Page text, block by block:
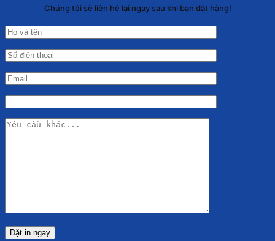
Chúng tôi sẽ liên hệ lại ngay sau khi bạn đặt hàng!